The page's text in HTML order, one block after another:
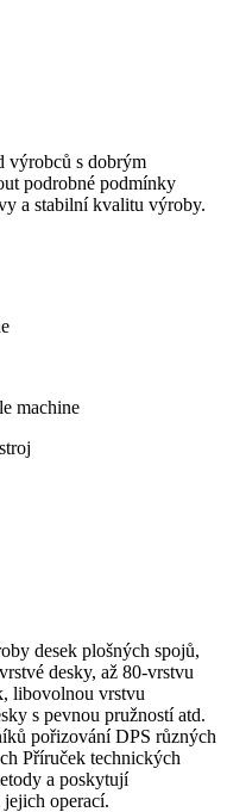
výrobců s dobrým
podrobné podmínky
a stabilní kvalitu výroby.
desek plošných spojů,
desky, až 80-vrstvu
libovolnou vrstvu
s pevnou pružností atd.
pořizování DPS různých
Příruček technických
a poskytují
jejich operací.